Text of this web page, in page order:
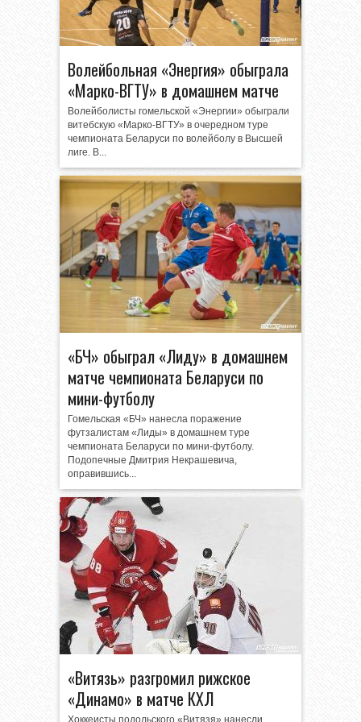
Волейбольная «Энергия» обыграла
«Марко-ВГТУ» в домашнем матче
Волейболисты гомельской «Энергии» обыграли
витебскую «Марко-ВГТУ» в очередном туре
чемпионата Беларуси по волейболу в Высшей
лиге. В...
«БЧ» обыграл «Лиду» в домашнем
матче чемпионата Беларуси по
мини-футболу
Гомельская «БЧ» нанесла поражение
футзалистам «Лиды» в домашнем туре
чемпионата Беларуси по мини-футболу.
Подопечные Дмитрия Некрашевича,
оправившись...
«Витязь» разгромил рижское
«Динамо» в матче КХЛ
Хоккеисты подольского «Витязя» нанесли